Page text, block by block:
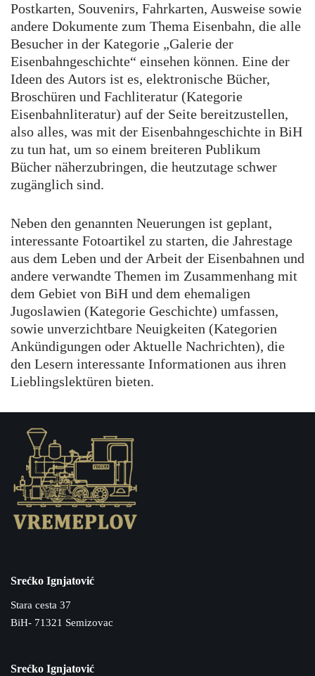
Postkarten, Souvenirs, Fahrkarten, Ausweise sowie
andere Dokumente zum Thema Eisenbahn, die alle
Besucher in der Kategorie „Galerie der
Eisenbahngeschichte“ einsehen können. Eine der
Ideen des Autors ist es, elektronische Bücher,
Broschüren und Fachliteratur (Kategorie
Eisenbahnliteratur) auf der Seite bereitzustellen,
also alles, was mit der Eisenbahngeschichte in BiH
zu tun hat, um so einem breiteren Publikum
Bücher näherzubringen, die heutzutage schwer
zugänglich sind.
Neben den genannten Neuerungen ist geplant,
interessante Fotoartikel zu starten, die Jahrestage
aus dem Leben und der Arbeit der Eisenbahnen und
andere verwandte Themen im Zusammenhang mit
dem Gebiet von BiH und dem ehemaligen
Jugoslawien (Kategorie Geschichte) umfassen,
sowie unverzichtbare Neuigkeiten (Kategorien
Ankündigungen oder Aktuelle Nachrichten), die
den Lesern interessante Informationen aus ihren
Lieblingslektüren bieten.
Srećko Ignjatović
Stara cesta 37
BiH- 71321 Semizovac
Srećko Ignjatović